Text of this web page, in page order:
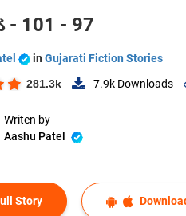
- 101 - 97
in Gujarati Fiction Stories
281.3k 7.9k Downloads
Writen by
Aashu Patel
Story